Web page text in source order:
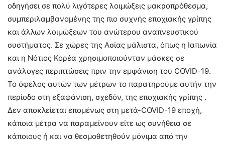
οδηγήσει σε πολύ λιγότερες λοιμώξεις μακροπρόθεσμα,
συμπεριλαμβανομένης της πιο συχνής εποχιακής γρίπης
και άλλων λοιμώξεων του ανώτερου αναπνευστικού
συστήματος. Σε χώρες της Ασίας μάλιστα, όπως η Ιαπωνία
και η Νότιος Κορέα χρησιμοποιούνταν μάσκες σε
ανάλογες περιπτώσεις πριν την εμφάνιση του COVID-19.
Το όφελος αυτών των μέτρων το παρατηρούμε αυτήν την
περίοδο στη εξαφάνιση, σχεδόν, της εποχιακής γρίπης .
Δεν αποκλείεται επομένως στη μετά-COVID-19 εποχή,
κάποια μέτρα να παραμείνουν είτε ως συνήθεια σε
κάποιους ή και να θεσμοθετηθούν μόνιμα από την